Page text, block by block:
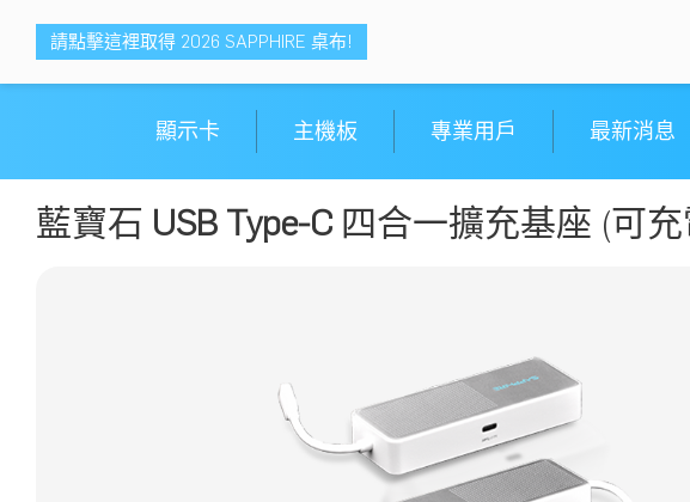
請點擊這裡取得 2026 SAPPHIRE 桌布!
顯示卡 主機板 專業用戶 最新消息
藍寶石 USB Type-C 四合一擴充基座 (可充